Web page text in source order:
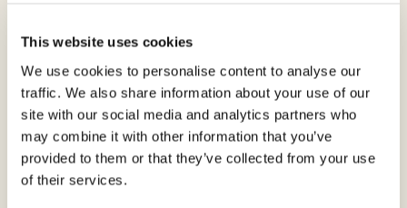
This website uses cookies
We use cookies to personalise content to analyse our
traffic. We also share information about your use of our
site with our social media and analytics partners who
may combine it with other information that you’ve
provided to them or that they’ve collected from your use
of their services.
Alemendras Palto Moras Arándanos
Principio activo:
Aceite Mineral Parafínico
Ventajas